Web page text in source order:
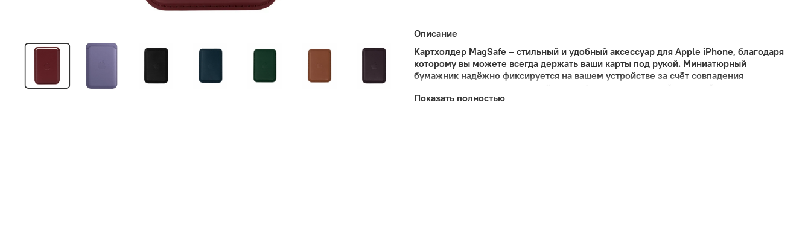
Описание
Картхолдер MagSafe – стильный и удобный аксессуар для Apple iPhone, благодаря
которому вы можете всегда держать ваши карты под рукой. Миниатюрный
бумажник надёжно фиксируется на вашем устройстве за счёт совпадения
внутренних магнитов и придаёт смартфону оригинальный внешний вид.
Показать полностью